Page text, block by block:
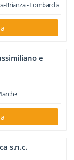
Brianza -Lombardia
e
s.n.c.